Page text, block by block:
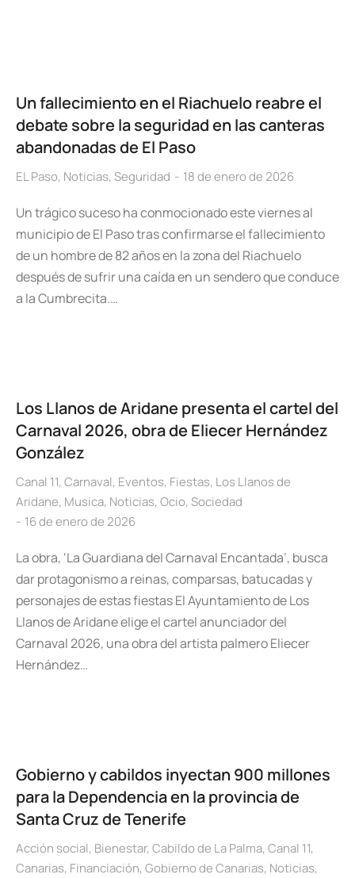
Un fallecimiento en el Riachuelo reabre el
debate sobre la seguridad en las canteras
abandonadas de El Paso
EL Paso, Noticias, Seguridad 18 de enero de 2026
Un trágico suceso ha conmocionado este viernes al
municipio de El Paso tras confirmarse el fallecimiento
de un hombre de 82 años en la zona del Riachuelo
después de sufrir una caída en un sendero que conduce
a la Cumbrecita.…
Los Llanos de Aridane presenta el cartel del
Carnaval 2026, obra de Eliecer Hernández
González
Canal 11, Carnaval, Eventos, Fiestas, Los Llanos de
Aridane, Musica, Noticias, Ocio, Sociedad
16 de enero de 2026
La obra, ‘La Guardiana del Carnaval Encantada’, busca
dar protagonismo a reinas, comparsas, batucadas y
personajes de estas fiestas El Ayuntamiento de Los
Llanos de Aridane elige el cartel anunciador del
Carnaval 2026, una obra del artista palmero Eliecer
Hernández…
Gobierno y cabildos inyectan 900 millones
para la Dependencia en la provincia de
Santa Cruz de Tenerife
Acción social, Bienestar, Cabildo de La Palma, Canal 11,
Canarias, Financiación, Gobierno de Canarias, Noticias,